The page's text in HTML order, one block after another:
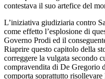
contestava il suo artefice del
L’iniziativa giudiziaria contro
come effetto l’esplosione di
Governo Prodi ed il
Riaprire questo capitolo della
correggere la vulgata secondo
compravendita di De Gregorio
comporta soprattutto